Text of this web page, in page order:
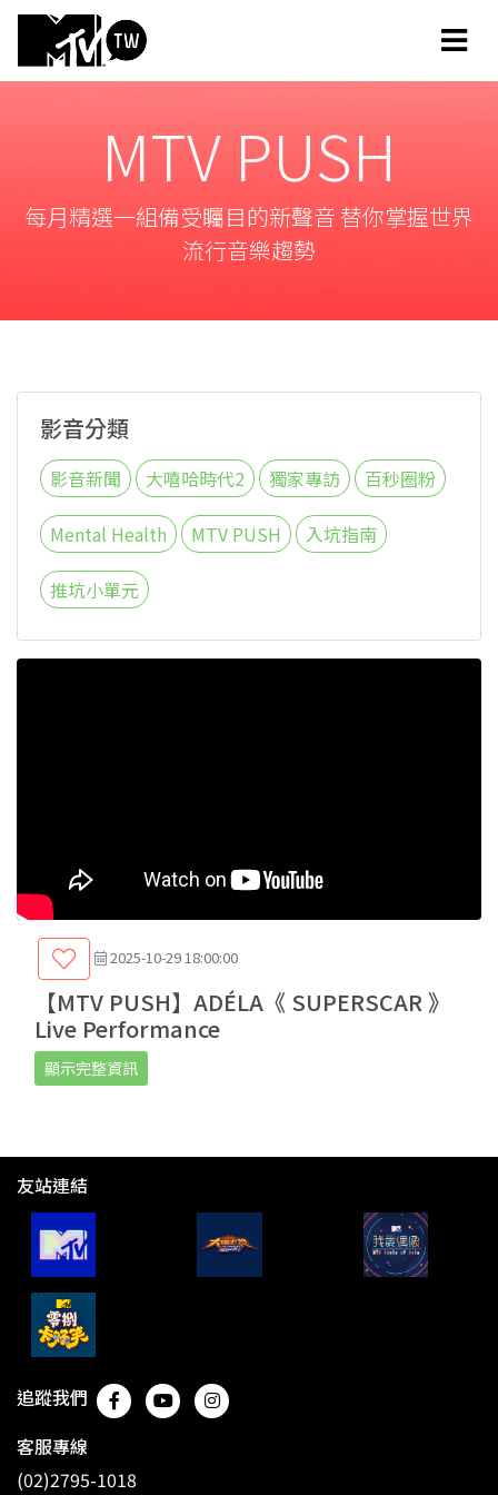
MTV PUSH
每月精選一組備受矚目的新聲音 替你掌握世界
流行音樂趨勢
影音分類
影音新聞 大嘻哈時代2 獨家專訪 百秒圈粉
Mental Health MTV PUSH 入坑指南
推坑小單元
2025-10-29 18:00:00
【MTV PUSH】ADÉLA《 SUPERSCAR 》
Live Performance
顯示完整資訊
友站連結
追蹤我們
客服專線
(02)2795-1018